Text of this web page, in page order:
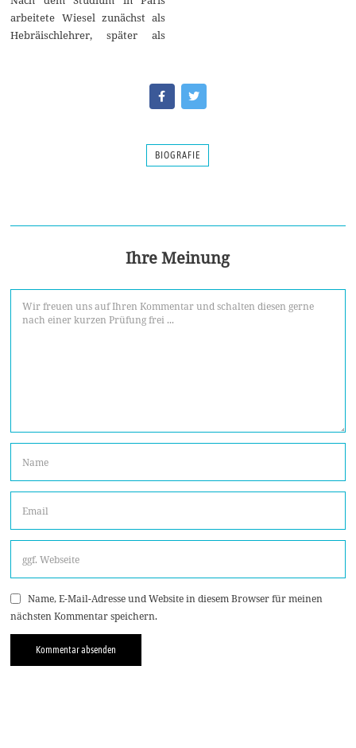
arbeitete Wiesel zunächst als
Hebräischlehrer, später als
BIOGRAFIE
Ihre Meinung
Name, E-Mail-Adresse und Website in diesem Browser für meinen
nächsten Kommentar speichern.